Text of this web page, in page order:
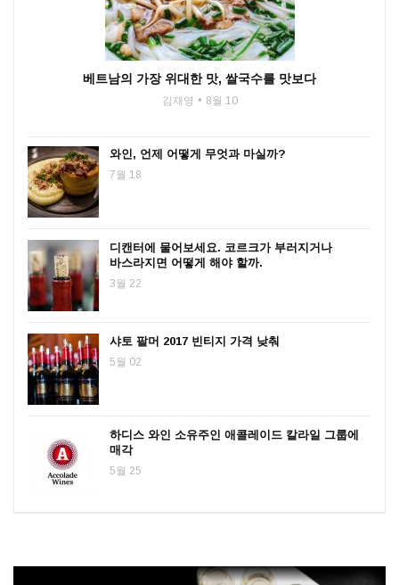
베트남의 가장 위대한 맛, 쌀국수를 맛보다
김재영 8월 10
와인, 언제 어떻게 무엇과 마실까?
7월 18
디캔터에 물어보세요. 코르크가 부러지거나
바스라지면 어떻게 해야 할까.
3월 22
샤토 팔머 2017 빈티지 가격 낮춰
5월 02
하디스 와인 소유주인 애콜레이드 칼라일 그룹에
매각
5월 25